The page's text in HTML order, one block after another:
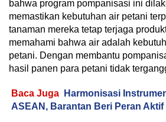
bahwa program pompanisasi ini
memastikan kebutuhan air petani
tanaman mereka tetap terjaga
memahami bahwa air adalah
petani. Dengan membantu
hasil panen para petani tidak
Baca Juga
Harmonisasi
ASEAN, Barantan Beri Peran Aktif